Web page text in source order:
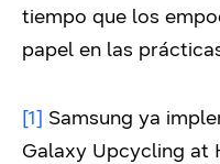
tiempo que los
papel en las
[1] Samsung ya
Galaxy Upcycling at